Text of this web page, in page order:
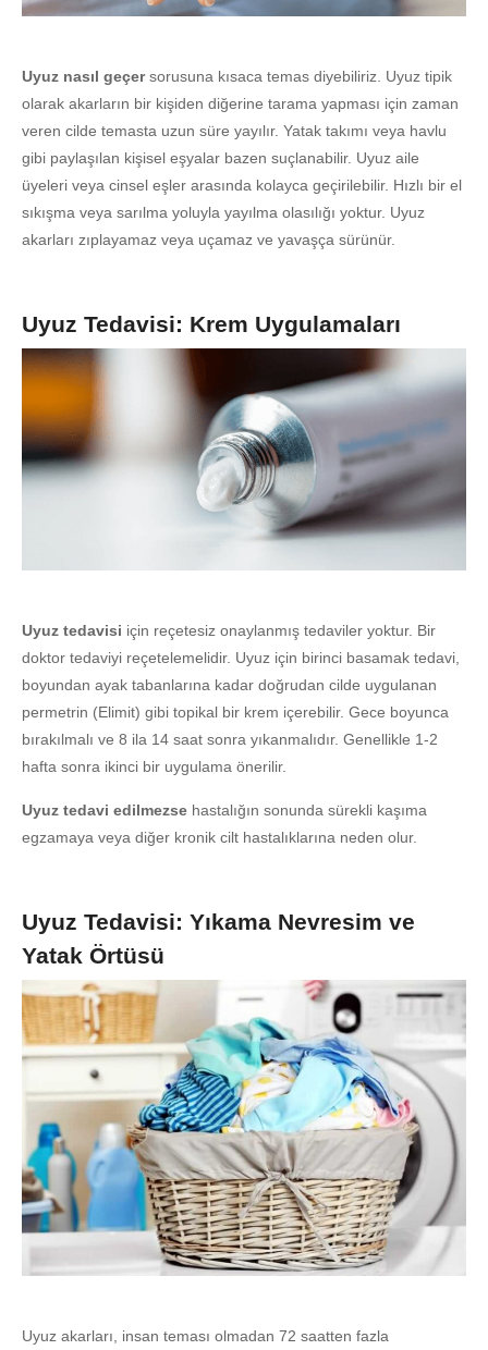
Uyuz nasıl geçersorusuna kısaca temas diyebiliriz. Uyuz tipik
olarak akarların bir kişiden diğerine tarama yapması için zaman
veren cilde temasta uzun süre yayılır. Yatak takımı veya havlu
gibi paylaşılan kişisel eşyalar bazen suçlanabilir. Uyuz aile
üyeleri veya cinsel eşler arasında kolayca geçirilebilir. Hızlı bir el
sıkışma veya sarılma yoluyla yayılma olasılığı yoktur. Uyuz
akarları zıplayamaz veya uçamaz ve yavaşça sürünür.
Uyuz Tedavisi: Krem Uygulamaları
Uyuz tedavisi için reçetesiz onaylanmış tedaviler yoktur. Bir
doktor tedaviyi reçetelemelidir. Uyuz için birinci basamak tedavi,
boyundan ayak tabanlarına kadar doğrudan cilde uygulanan
permetrin (Elimit) gibi topikal bir krem içerebilir. Gece boyunca
bırakılmalı ve 8 ila 14 saat sonra yıkanmalıdır. Genellikle 1-2
hafta sonra ikinci bir uygulama önerilir.
Uyuz tedavi edilmezse hastalığın sonunda sürekli kaşıma
egzamaya veya diğer kronik cilt hastalıklarına neden olur.
Uyuz Tedavisi: Yıkama Nevresim ve
Yatak Örtüsü
Uyuz akarları, insan teması olmadan 72 saatten fazla